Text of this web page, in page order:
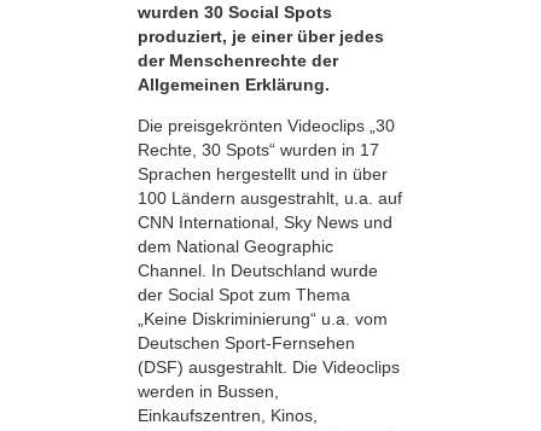
wurden 30 Social Spots
produziert, je einer über jedes
der Menschenrechte der
Allgemeinen Erklärung.
Die preisgekrönten Videoclips „30
Rechte, 30 Spots“ wurden in 17
Sprachen hergestellt und in über
100 Ländern ausgestrahlt, u.a. auf
CNN International, Sky News und
dem National Geographic
Channel. In Deutschland wurde
der Social Spot zum Thema
„Keine Diskriminierung“ u.a. vom
Deutschen Sport-Fernsehen
(DSF) ausgestrahlt. Die Videoclips
werden in Bussen,
Einkaufszentren, Kinos,